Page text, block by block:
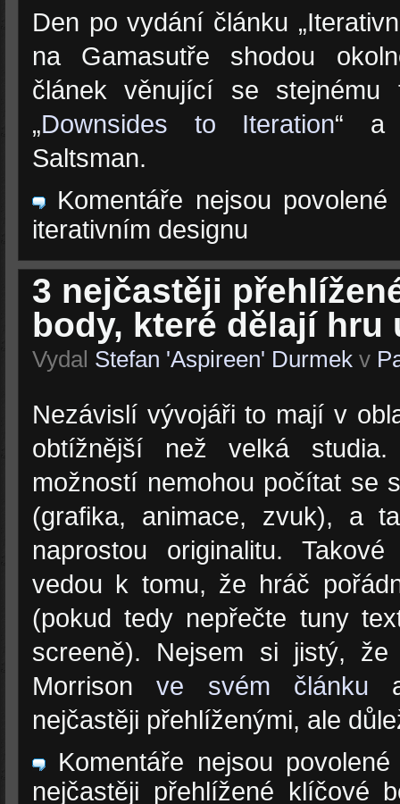
Den po vydání článku
na Gamasutře shodou
článek věnující se stejnému
„Downsides to Iteration“ a
Saltsman.
Komentáře nejsou povolené
iterativním designu
3 nejčastěji
body, které dělají hru
Vydal Stefan 'Aspireen' Durmek v
Nezávislí vývojáři to mají v
obtížnější než velká
možností nemohou počítat se
(grafika, animace, zvuk), a
naprostou originalitu.
vedou k tomu, že hráč
(pokud tedy nepřečte tuny
screeně). Nejsem si jistý,
Morrisonve svém článku
nejčastěji přehlíženými, ale
Komentáře nejsou povolené
nejčastěji přehlížené klíčové